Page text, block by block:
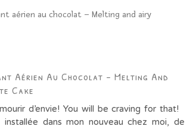
Aérien Au Chocolat – Melting And
Cake
d’envie! You will be craving for that!
dans mon nouveau chez moi, de